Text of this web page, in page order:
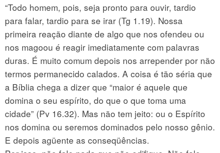
“Todo homem, pois, seja pronto para ouvir, tardio
para falar, tardio para se irar (Tg 1.19). Nossa
primeira reação diante de algo que nos ofendeu ou
nos magoou é reagir imediatamente com palavras
duras. É muito comum depois nos arrepender por não
termos permanecido calados. A coisa é tão séria que
a Bíblia chega a dizer que “maior é aquele que
domina o seu espírito, do que o que toma uma
cidade” (Pv 16.32). Mas não tem jeito: ou o Espírito
nos domina ou seremos dominados pelo nosso gênio.
E depois agüente as conseqüências.